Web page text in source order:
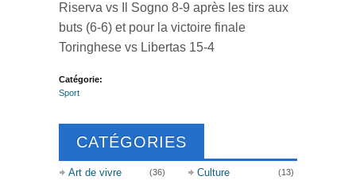
Riserva vs Il Sogno 8-9 après les tirs aux
buts (6-6) et pour la victoire finale
Toringhese vs Libertas 15-4
Catégorie:
Sport
CATÉGORIES
Art de vivre (36) Culture (13)